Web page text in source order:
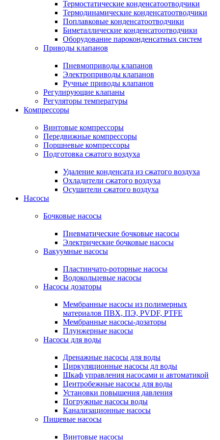
Термостатические конденсатоотводчики
Термодинамические конденсатоотводчики
Поплавковые конденсатоотводчики
Биметаллические конденсатоотводчики
Оборудование пароконденсатных систем
Приводы клапанов
Пневмоприводы клапанов
Электроприводы клапанов
Ручные приводы клапанов
Регулирующие клапаны
Регуляторы температуры
Компрессоры
Винтовые компрессоры
Передвижные компрессоры
Поршневые компрессоры
Подготовка сжатого воздуха
Удаление конденсата из сжатого воздуха
Охладители сжатого воздуха
Осушители сжатого воздуха
Насосы
Бочковые насосы
Пневматические бочковые насосы
Электрические бочковые насосы
Вакуумные насосы
Пластинчато-роторные насосы
Водокольцевые насосы
Насосы дозаторы
Мембранные насосы из полимерных
материалов ПВХ, ПЭ, PVDF, PTFE
Мембранные насосы-дозаторы
Плунжерные насосы
Насосы для воды
Дренажные насосы для воды
Циркуляционные насосы дл воды
Шкаф управления насосами и автоматикой
Центробежные насосы для воды
Установки повышения давления
Погружные насосы воды
Канализационные насосы
Пищевые насосы
Винтовые насосы